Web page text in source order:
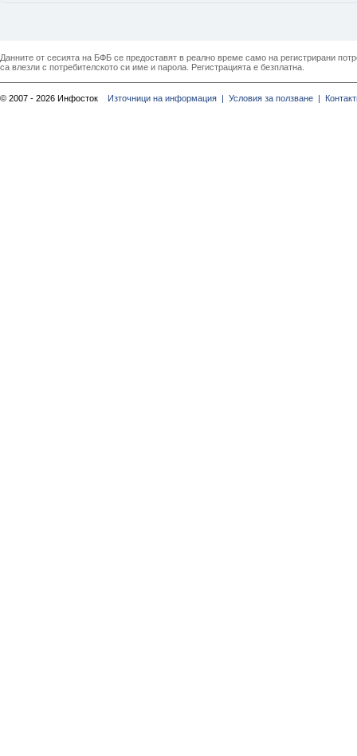
Данните от сесията на БФБ се предоставят в реално време само на регистрирани
са влезли с потребителското си име и парола. Регистрацията е безплатна.
© 2007 - 2026 Инфосток Източници на информация | Условия за ползване |